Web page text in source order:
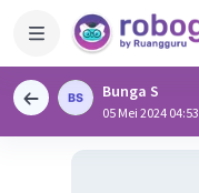
Bunga S
05 Mei 2024 04:53